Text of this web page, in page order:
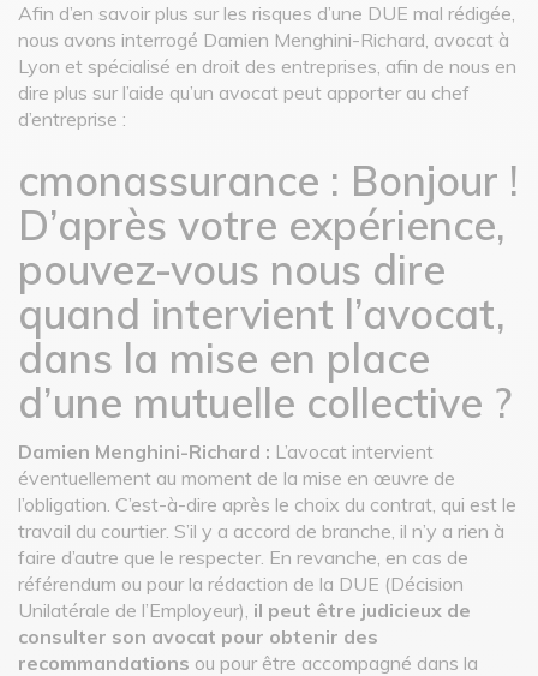
Afin d’en savoir plus sur les risques d’une DUE mal rédigée,
nous avons interrogé Damien Menghini-Richard, avocat à
Lyon et spécialisé en droit des entreprises, afin de nous en
dire plus sur l’aide qu’un avocat peut apporter au chef
d’entreprise :
cmonassurance : Bonjour !
D’après votre expérience,
pouvez-vous nous dire
quand intervient l’avocat,
dans la mise en place
d’une mutuelle collective ?
Damien Menghini-Richard : L’avocat intervient
éventuellement au moment de la mise en œuvre de
l’obligation. C’est-à-dire après le choix du contrat, qui est le
travail du courtier. S’il y a accord de branche, il n’y a rien à
faire d’autre que le respecter. En revanche, en cas de
référendum ou pour la rédaction de la DUE (Décision
Unilatérale de l’Employeur), il peut être judicieux de
consulter son avocat pour obtenir des
recommandations ou pour être accompagné dans la